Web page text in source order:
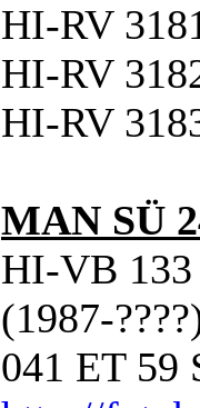
HI-RV
HI-RV
HI-RV
MAN SÜ
HI-VB 133
(1987-
041 ET 59